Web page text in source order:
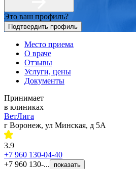
Это ваш профиль?
Подтвердить профиль
Место приема
О враче
Отзывы
Услуги, цены
Документы
Принимает
в клиниках
ВетЛига
г Воронеж, ул Минская, д 5А
3.9
+7 960 130-04-40
+7 960 130-...
показать